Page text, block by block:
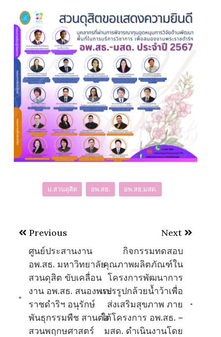
ม.สวนดุสิต อพ.สธ. อพ.สธ.มสด.
Post
navigation
Previous
ศูนย์ประสานงาน
อพ.สธ. มหาวิทยาลัย
สวนดุสิต ขับเคลื่อน
งาน อพ.สธ. สนองพระ
ราชดำริฯ อนุรักษ์
พันธุกรรมพืช สานต่อ
สวนพฤกษศาสตร์
Next
กิจกรรมทดสอบ
คุณภาพผลิตภัณฑ์ใน
โครงการพัฒนาการ
แปรรูปกล้วยน้ำว้าเพื่อ
ส่งเสริมสุขภาพ ภาย
ใต้โครงการ อพ.สธ. –
มสด. ดำเนินงานโดย